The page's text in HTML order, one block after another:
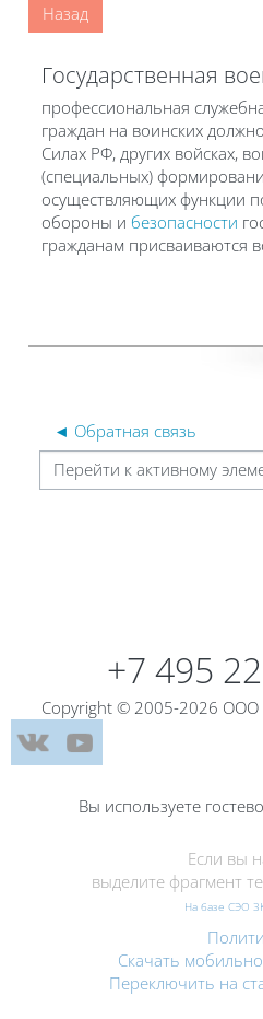
Назад
Государственная
профессиональная
граждан на воинских
Силах РФ, других войсках,
(специальных)
осуществляющих функции
обороны и безопасности
гражданам присваиваются
◄ Обратная связь
Перейти к активному
+7 495
Copyright © 2005-2026 ООО
Вы используете
Если вы
выделите фрагмент
На базе СЭО
Скачать
Переключить на